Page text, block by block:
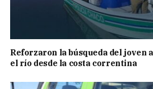
Reforzaron la búsqueda del joven
el río desde la costa correntina